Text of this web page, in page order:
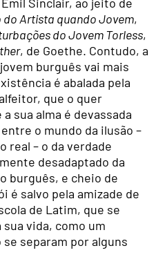
do Artista quando Jovem,
do Jovem Torless,
, de Goethe. Contudo, a
burguês vai mais
é abalada pela
que o quer
sua alma é devassada
o mundo da ilusão –
real – o da verdade
desadaptado da
burguês, e cheio de
é salvo pela amizade de
de Latim, que se
vida, como um
separam por alguns